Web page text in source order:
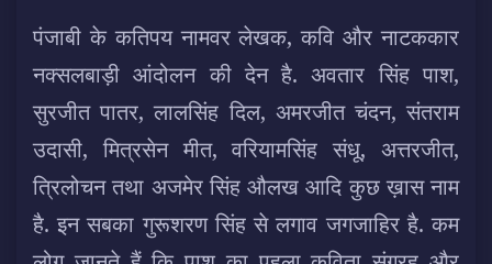
पंजाबी के कतिपय नामवर लेखक, कवि और नाटककार
नक्सलबाड़ी आंदोलन की देन है. अवतार सिंह पाश,
सुरजीत पातर, लालसिंह दिल, अमरजीत चंदन, संतराम
उदासी, मित्रसेन मीत, वरियामसिंह संधू, अत्तरजीत,
त्रिलोचन तथा अजमेर सिंह औलख आदि कुछ ख़ास नाम
है. इन सबका गुरूशरण सिंह से लगाव जगजाहिर है. कम